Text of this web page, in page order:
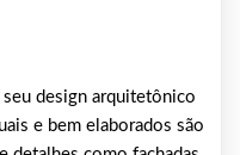
design arquitetônico
e bem elaborados são